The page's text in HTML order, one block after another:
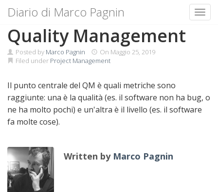
Skip
content
Diario di Marco Pagnin
Quality Management
Posted by Marco Pagnin On Maggio 25, 2019
Filed under Project Management
Il punto centrale del QM è quali metriche sono
raggiunte: una è la qualità (es. il software non ha bug, o
ne ha molto pochi) e un'altra è il livello (es. il software
fa molte cose).
Written by Marco Pagnin